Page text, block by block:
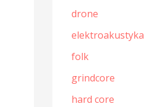
drone
elektroakustyka
folk
grindcore
hard core